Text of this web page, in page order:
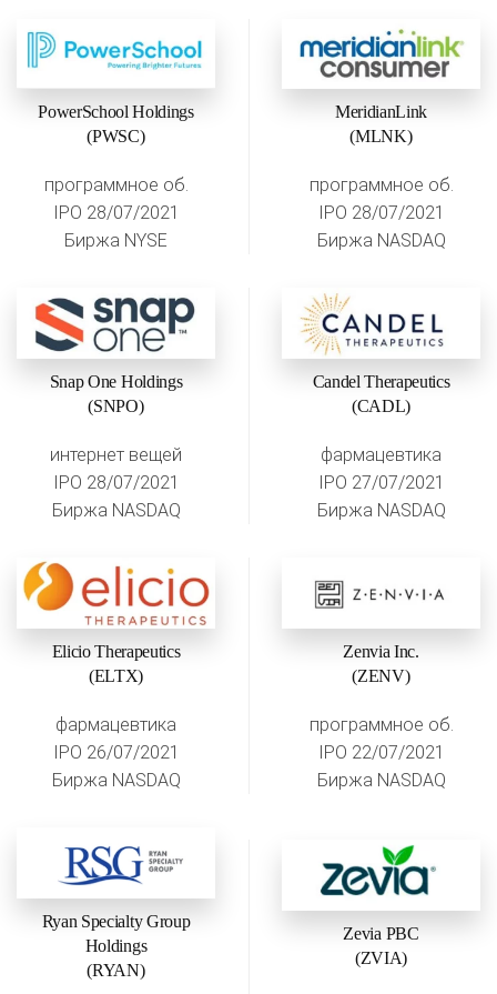
PowerSchool Holdings
(PWSC)
программное об.
IPO 28/07/2021
Биржа NYSE
MeridianLink
(MLNK)
программное об.
IPO 28/07/2021
Биржа NASDAQ
Snap One Holdings
(SNPO)
интернет вещей
IPO 28/07/2021
Биржа NASDAQ
Candel Therapeutics
(CADL)
фармацевтика
IPO 27/07/2021
Биржа NASDAQ
Elicio Therapeutics
(ELTX)
фармацевтика
IPO 26/07/2021
Биржа NASDAQ
Zenvia Inc.
(ZENV)
программное об.
IPO 22/07/2021
Биржа NASDAQ
Ryan Specialty Group
Holdings
(RYAN)
Zevia PBC
(ZVIA)